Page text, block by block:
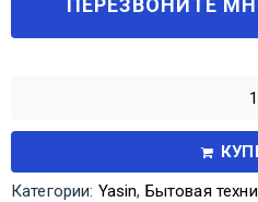
Категории: Yasin, Бытовая